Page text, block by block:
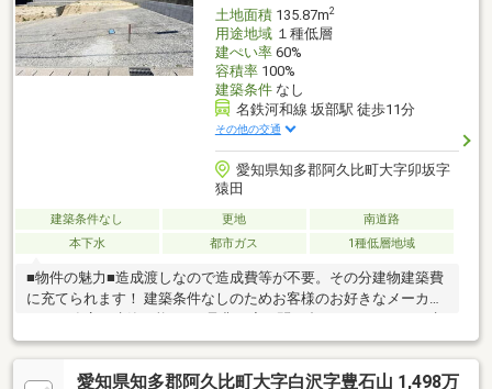
土地面積135.87m2
用途地域１種低層
建ぺい率60%
容積率100%
建築条件なし
名鉄河和線 坂部駅 徒歩11分
その他の交通
愛知県知多郡阿久比町大字卯坂字
猿田
建築条件なし 更地
南道路
本下水
都市ガス 1種低層地域
■物件の魅力■造成渡しなので造成費等が不要。その分建物建築費
に充てられます！ 建築条件なしのためお客様のお好きなメーカ
活環境■・周辺商業施設が充実♪ドラッグストア徒歩約5分、コン
ビニ徒歩約6分♪・周辺は開けた低層の街並み。落ち着きと開放感
を享受できる住宅地です。・名鉄河和線「坂部」駅まで徒歩約11
愛知県知多郡阿久比町大字白沢字豊石山 1,498万